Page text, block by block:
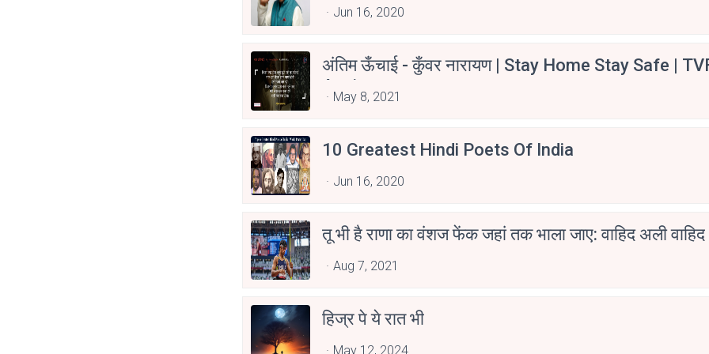
Jun 16, 2020
अंतिम ऊँचाई - कुँवर नारायण | Stay Home Stay Safe |
Aspirants
May 8, 2021
10 Greatest Hindi Poets Of India
Jun 16, 2020
तू भी है राणा का वंशज फेंक जहां तक भाला जाए: वाहिद अली वाहिद
Aug 7, 2021
हिज्र पे ये रात भी
May 12, 2024